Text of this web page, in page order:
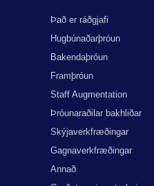
Það er ráðgjafi
Hugbúnaðarþróun
Bakendaþróun
Framþróun
Staff Augmentation
Þróunaraðilar bakhliðar
Skýjaverkfræðingar
Gagnaverkfræðingar
Annað